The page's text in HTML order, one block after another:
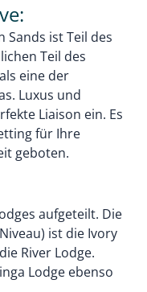
Sands ist Teil des
Teil des
eine der
Luxus und
Liaison ein. Es
für Ihre
geboten.
aufgeteilt. Die
ist die Ivory
River Lodge.
Lodge ebenso